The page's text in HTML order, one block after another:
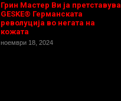
Грин Мастер Ви ја претставува
GESKE® Германската
револуција во негата на
кожата
ноември 18, 2024